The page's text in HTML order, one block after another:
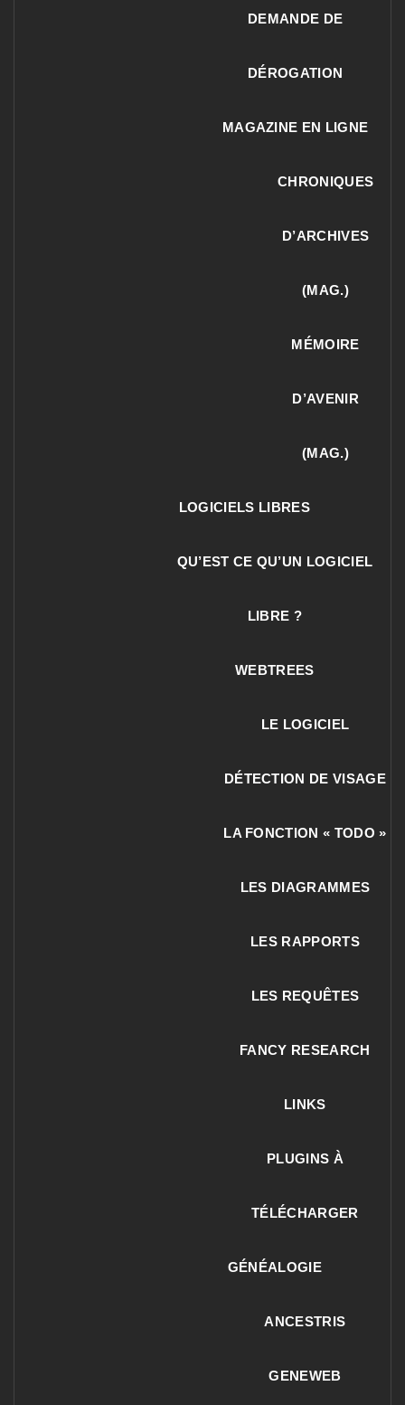
DEMANDE DE
DÉROGATION
MAGAZINE EN LIGNE
CHRONIQUES
D’ARCHIVES
(MAG.)
MÉMOIRE
D’AVENIR
(MAG.)
LOGICIELS LIBRES
QU’EST CE QU’UN LOGICIEL
LIBRE ?
WEBTREES
LE LOGICIEL
DÉTECTION DE VISAGE
LA FONCTION « TODO »
LES DIAGRAMMES
LES RAPPORTS
LES REQUÊTES
FANCY RESEARCH
LINKS
PLUGINS À
TÉLÉCHARGER
GÉNÉALOGIE
ANCESTRIS
GENEWEB